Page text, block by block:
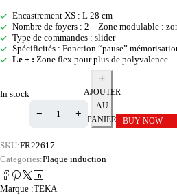
Encastrement XS : L 28 cm
Nombre de foyers : 2 – Zone modulable :
Type de commandes : slider
Spécificités : Fonction “pause”
Le + : Zone flex pour plus de polyvalence
In stock
AJOUTER
AU
PANIER
BUY NOW
SKU:FR22617
Categories:Plaque induction
Marque :TEKA